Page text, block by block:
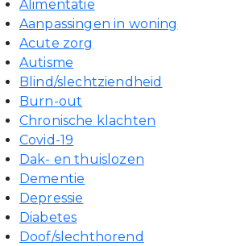
Alimentatie
Aanpassingen in woning
Acute zorg
Autisme
Blind/slechtziendheid
Burn-out
Chronische klachten
Covid-19
Dak- en thuislozen
Dementie
Depressie
Diabetes
Doof/slechthorend